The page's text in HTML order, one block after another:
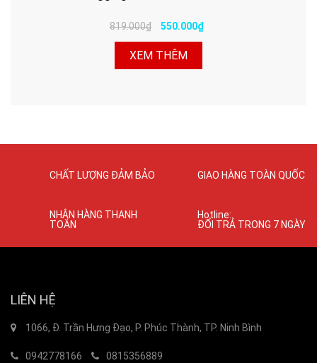
819.000₫ 550.000₫
XEM THÊM
CHẤT LƯỢNG ĐẢM BẢO GIAO HÀNG TOÀN QUỐC
NHẬN HÀNG THANH
TOÁN
Hotline:
ĐỔI TRẢ TRONG 7 NGÀY
LIÊN HỆ
1066, Đ. Trần Hưng Đạo, P. Phúc Thành, TP. Ninh Bình
0942778166 0815356889